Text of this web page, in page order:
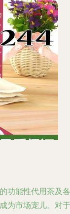
功能性代用茶及各
为市场宠儿。对于